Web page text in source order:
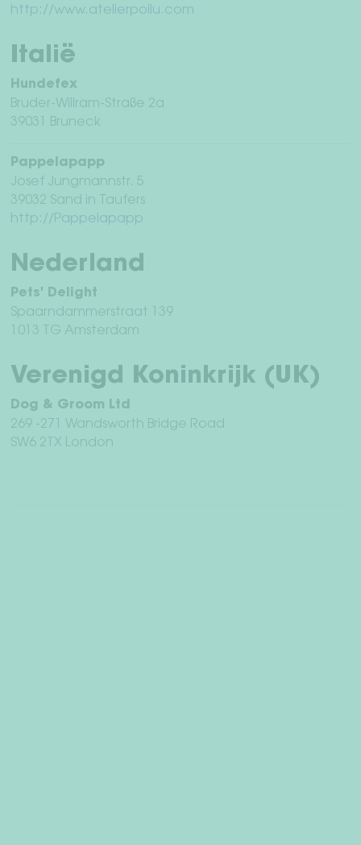
http://www.atelierpoilu.com
Italië
Hundefex
Bruder-Willram-Straße 2a
39031 Bruneck
Pappelapapp
Josef Jungmannstr. 5
39032 Sand in Taufers
http://Pappelapapp
Nederland
Pets' Delight
Spaarndammerstraat 139
1013 TG Amsterdam
Verenigd Koninkrijk (UK)
Dog & Groom Ltd
269 -271 Wandsworth Bridge Road
SW6 2TX London